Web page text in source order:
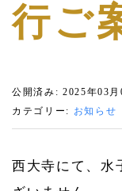
行ご
公開済み: 2025年03月
カテゴリー: お知らせ
西大寺にて、水